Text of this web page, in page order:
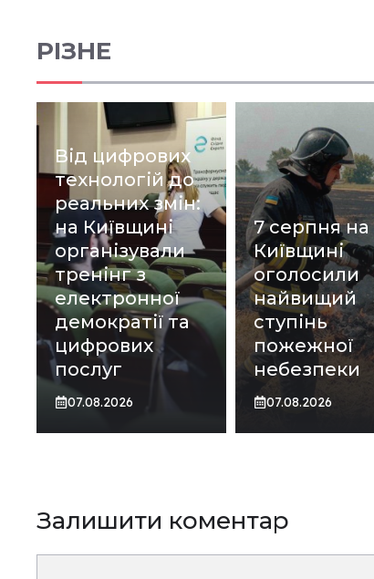
РІЗНЕ
Від цифрових
технологій до
реальних змін:
на Київщині
організували
тренінг з
електронної
демократії та
цифрових
послуг
07.08.2026
7 серпня на
Київщині
оголосили
найвищий
ступінь
пожежної
небезпеки
07.08.2026
Залишити коментар